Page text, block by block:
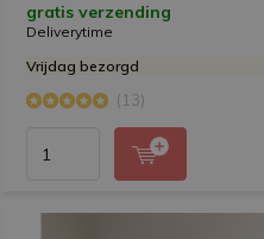
gratis verzending
Deliverytime
Vrijdag bezorgd
(13)